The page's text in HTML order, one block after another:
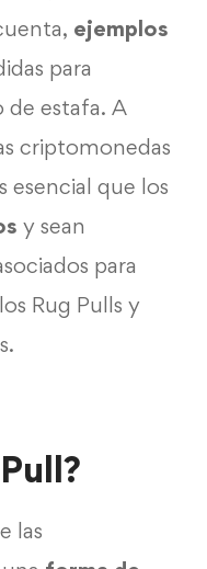
ejemplos
para
de estafa. A
criptomonedas
esencial que los
y sean
para
Rug Pulls y
las